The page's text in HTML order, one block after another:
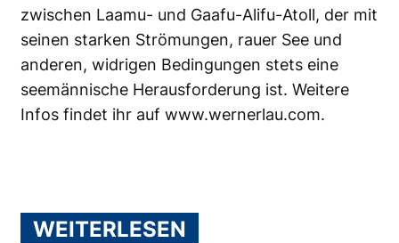
zwischen Laamu- und Gaafu-Alifu-Atoll, der mit
seinen starken Strömungen, rauer See und
anderen, widrigen Bedingungen stets eine
seemännische Herausforderung ist. Weitere
Infos findet ihr auf www.wernerlau.com.
WEITERLESEN